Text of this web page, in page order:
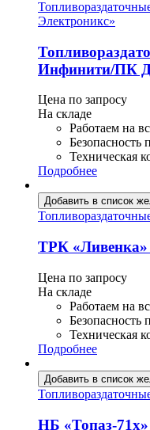
Электроникс»
Инфинити/ПК
Цена по запросу
На складе
Работаем на
Безопасность
Техническая
Подробнее
Добавить в список
ТРК
Цена по запросу
На складе
Работаем на
Безопасность
Техническая
Подробнее
Добавить в список
НБ «Топаз-71х»